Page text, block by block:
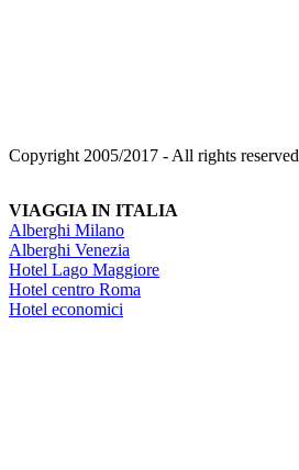
Copyright 2005/2017 - All rights reserved
VIAGGIA IN ITALIA
Alberghi Milano
Alberghi Venezia
Hotel Lago Maggiore
Hotel centro Roma
Hotel economici